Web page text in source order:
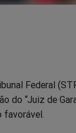
Federal
do “Juiz de
favorável.